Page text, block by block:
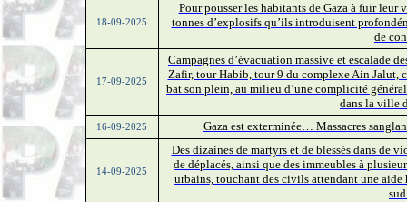
18-09-2025
Pour pousser les habitants de Gaza à fuir
tonnes d’explosifs qu’ils introduisent
de
17-09-2025
Campagnes d’évacuation massive et escalade
Zafir, tour Habib, tour 9 du complexe Ain Jalut,
bat son plein, au milieu d’une complicité
dans la ville
16-09-2025 Gaza est exterminée… Massacres
14-09-2025
Des dizaines de martyrs et de blessés dans de
de déplacés, ainsi que des immeubles à
urbains, touchant des civils attendant une